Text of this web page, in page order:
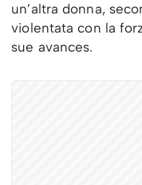
un’altra donna,
violentata con la
sue avances.